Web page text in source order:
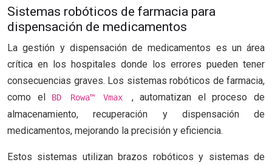
Sistemas robóticos de farmacia para
dispensación de medicamentos
La gestión y dispensación de medicamentos es un área
crítica en los hospitales donde los errores pueden tener
consecuencias graves. Los sistemas robóticos de farmacia,
como el
BD Rowa™ Vmax , automatizan el proceso de
almacenamiento, recuperación y dispensación de
medicamentos, mejorando la precisión y eficiencia.
Estos sistemas utilizan brazos robóticos y sistemas de